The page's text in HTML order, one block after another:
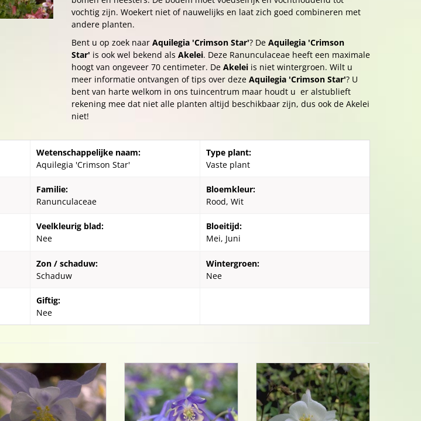
vochtig zijn. Woekert niet of nauwelijks en laat zich goed combineren met
andere planten.
Bent u op zoek naar Aquilegia 'Crimson Star'? De Aquilegia 'Crimson
Star' is ook wel bekend als Akelei. Deze Ranunculaceae heeft een maximale
hoogt van ongeveer 70 centimeter. De Akelei is niet wintergroen. Wilt u
meer informatie ontvangen of tips over deze Aquilegia 'Crimson Star'? U
bent van harte welkom in ons tuincentrum maar houdt u er alstublieft
rekening mee dat niet alle planten altijd beschikbaar zijn, dus ook de Akelei
niet!
Wetenschappelijke naam:
Aquilegia 'Crimson Star'
Type plant:
Vaste plant
Familie:
Ranunculaceae
Bloemkleur:
Rood, Wit
Veelkleurig blad:
Nee
Bloeitijd:
Mei, Juni
Zon / schaduw:
Schaduw
Wintergroen:
Nee
Giftig:
Nee